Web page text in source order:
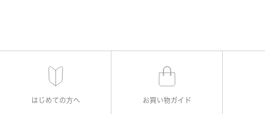
はじめての方へ お買い物ガイド